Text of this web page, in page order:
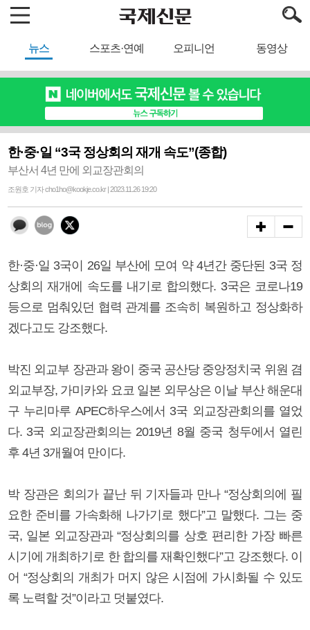
뉴스 스포츠·연예 오피니언 동영상
한·중·일 “3국 정상회의 재개 속도”(종합)
부산서 4년 만에 외교장관회의
조원호 기자 cho1ho@kookje.co.kr | 2023.11.26 19:20
한·중·일 3국이 26일 부산에 모여 약 4년간 중단된 3국 정
상회의 재개에 속도를 내기로 합의했다. 3국은 코로나19
등으로 멈춰있던 협력 관계를 조속히 복원하고 정상화하
겠다고도 강조했다.
박진 외교부 장관과 왕이 중국 공산당 중앙정치국 위원 겸
외교부장, 가미카와 요코 일본 외무상은 이날 부산 해운대
구 누리마루 APEC하우스에서 3국 외교장관회의를 열었
다. 3국 외교장관회의는 2019년 8월 중국 청두에서 열린
후 4년 3개월여 만이다.
박 장관은 회의가 끝난 뒤 기자들과 만나 “정상회의에 필
요한 준비를 가속화해 나가기로 했다”고 말했다. 그는 중
국, 일본 외교장관과 “정상회의를 상호 편리한 가장 빠른
시기에 개최하기로 한 합의를 재확인했다”고 강조했다. 이
어 “정상회의 개최가 머지 않은 시점에 가시화될 수 있도
록 노력할 것”이라고 덧붙였다.